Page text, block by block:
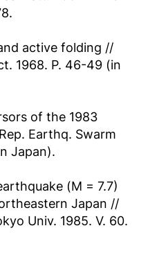
active folding //
1968. P. 46-49 (in
of the 1983
Earthq. Swarm
Japan).
(M = 7.7)
Japan //
Univ. 1985. V. 60.